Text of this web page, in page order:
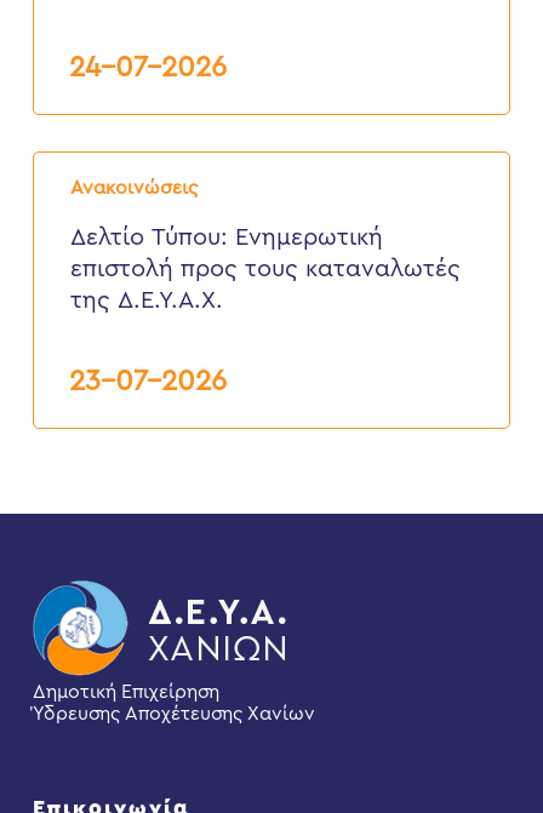
2026
24-07-2026
Ανακοινώσεις
Δελτίο
Τύπου:
επιστολή
προς
τους
καταναλωτές
Δελτίο Τύπου: Eνημερωτική
επιστολή προς τους καταναλωτές
της Δ.Ε.Υ.Α.Χ.
23-07-2026
Δημοτική Επιχείρηση
Ύδρευσης Αποχέτευσης Χανίων
Επικοινωνία